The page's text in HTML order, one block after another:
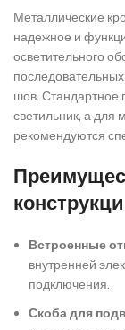
Металлические
надежное и
осветительного
шов. Стандартное
светильник, а для
рекомендуются
Встроенные
внутренней
подключения.
Скоба для